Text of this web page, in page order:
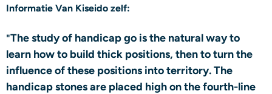
Informatie Van Kiseido zelf:
"The study of handicap go is the natural way to
learn how to build thick positions, then to turn the
influence of these positions into territory. The
handicap stones are placed high on the fourth-line